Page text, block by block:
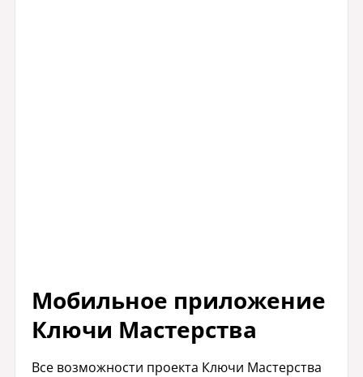
Мобильное приложение
Ключи Мастерства
Все возможности проекта Ключи Мастерства